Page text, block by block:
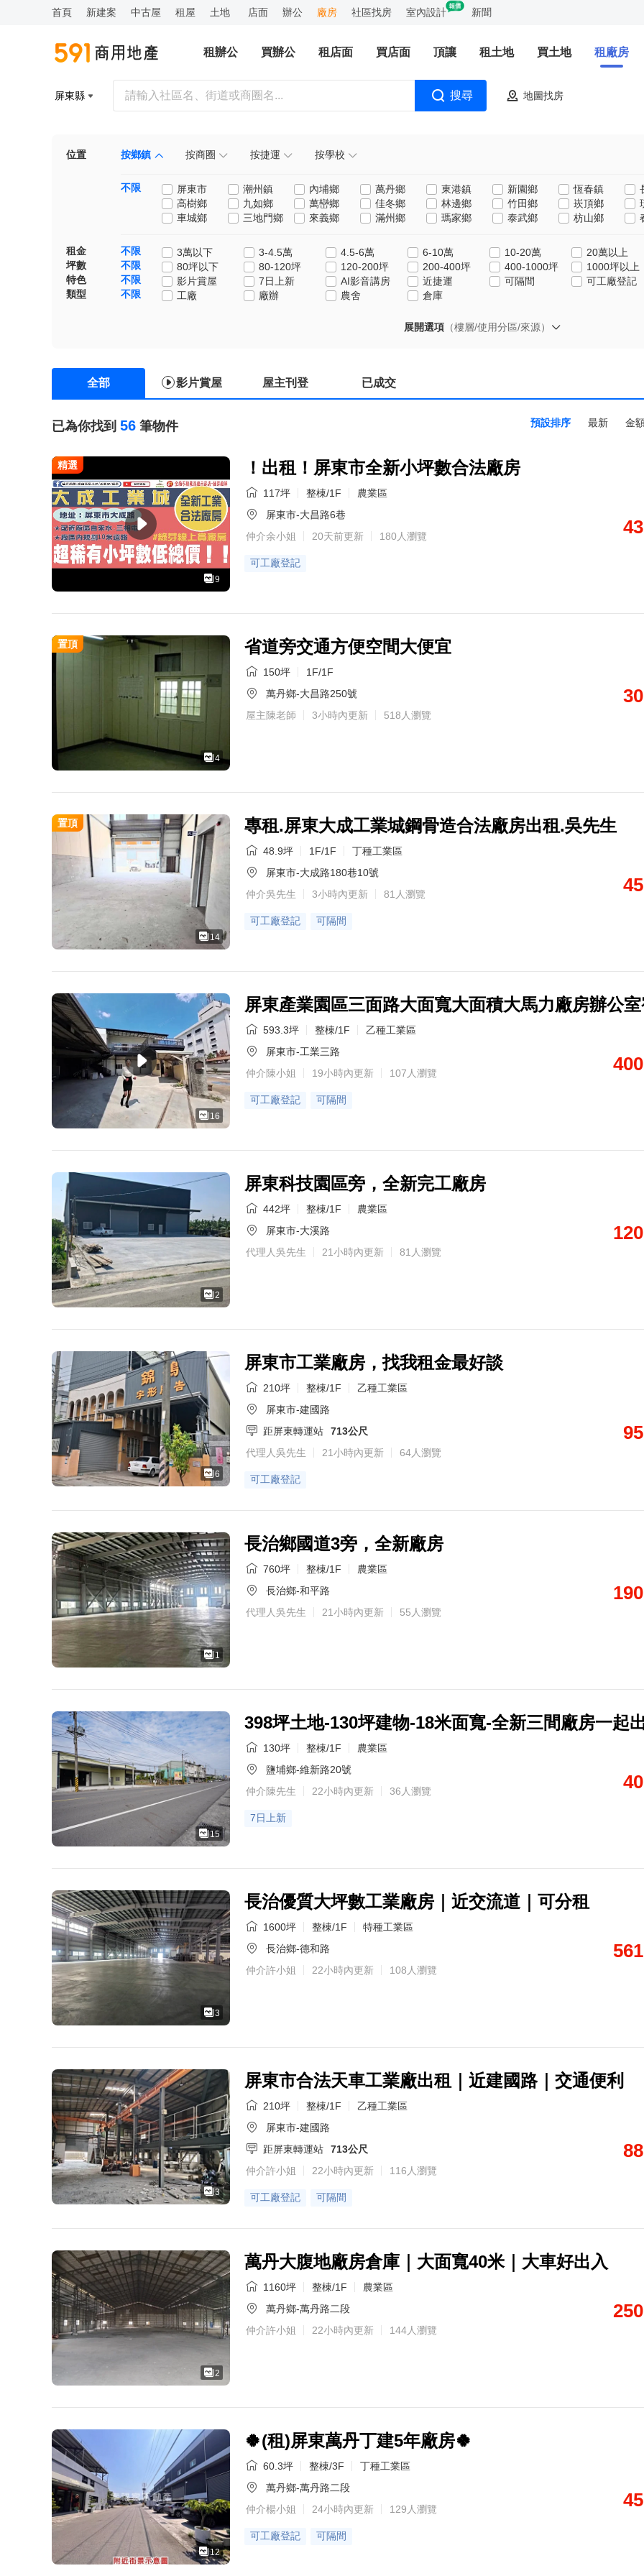
首頁 新建案 中古屋 租屋 土地 店面 辦公 廠房 社區找房 室內設計 新聞
租辦公 買辦公 租店面 買店面 頂讓 租土地 買土地 租廠房
屏東縣 搜尋 地圖找房
位置 按鄉鎮 按商圈 按捷運 按學校
不限 屏東市 潮州鎮 內埔鄉 萬丹鄉 東港鎮 新園鄉 恆春鎮
高樹鄉
九如鄉 萬巒鄉 佳冬鄉 林邊鄉 竹田鄉 崁頂鄉
車城鄉
三地門鄉 來義鄉 滿州鄉 瑪家鄉 泰武鄉 枋山鄉
租金 不限 3萬以下 3-4.5萬 4.5-6萬 6-10萬 10-20萬 20萬以上
坪數
不限 80坪以下 80-120坪 120-200坪 200-400坪 400-1000坪 1000坪以上
特色
不限 影片賞屋 7日上新 AI影音講房 近捷運 可隔間 可工廠登記
類型
不限 工廠 廠辦 農舍 倉庫
展開選項 （樓層/使用分區/來源）
全部 影片賞屋 屋主刊登 已成交
已為你找到 56 筆物件 預設排序 最新 金
精選
9
！出租！屏東市全新小坪數合法廠房
117坪 整棟/1F
農業區
屏東市-大昌路6巷
仲介余小姐
20天前更新 180人瀏覽
可工廠登記
置頂
4
省道旁交通方便空間大便宜
150坪
1F/1F
萬丹鄉-大昌路250號
屋主陳老師
3小時內更新 518人瀏覽
置頂
14
專租.屏東大成工業城鋼骨造合法廠房出租.吳先生
48.9坪 1F/1F
丁種工業區
屏東市-大成路180巷10號
仲介吳先生
3小時內更新 81人瀏覽
可工廠登記 可隔間
16
屏東產業園區三面路大面寬大面積大馬力廠房辦公
593.3坪 整棟/1F
乙種工業區
屏東市-工業三路
仲介陳小姐
19小時內更新 107人瀏覽
可工廠登記 可隔間
2
屏東科技園區旁，全新完工廠房
442坪 整棟/1F
農業區
屏東市-大溪路
代理人吳先生
21小時內更新 81人瀏覽
6
屏東市工業廠房，找我租金最好談
210坪 整棟/1F
乙種工業區
屏東市-建國路
距屏東轉運站
713公尺
代理人吳先生
21小時內更新 64人瀏覽
可工廠登記
1
長治鄉國道3旁，全新廠房
760坪 整棟/1F
農業區
長治鄉-和平路
代理人吳先生
21小時內更新 55人瀏覽
15
398坪土地-130坪建物-18米面寬-全新三間廠房一起
130坪 整棟/1F
農業區
鹽埔鄉-維新路20號
仲介陳先生
22小時內更新 36人瀏覽
7日上新
3
長治優質大坪數工業廠房｜近交流道｜可分租
1600坪 整棟/1F
特種工業區
長治鄉-德和路
仲介許小姐
22小時內更新 108人瀏覽
3
屏東市合法天車工業廠出租｜近建國路｜交通便利
210坪 整棟/1F
乙種工業區
屏東市-建國路
距屏東轉運站
713公尺
仲介許小姐
22小時內更新 116人瀏覽
可工廠登記 可隔間
2
萬丹大腹地廠房倉庫｜大面寬40米｜大車好出入
1160坪 整棟/1F
農業區
萬丹鄉-萬丹路二段
仲介許小姐
22小時內更新 144人瀏覽
12
🍀(租)屏東萬丹丁建5年廠房🍀
60.3坪 整棟/3F
丁種工業區
萬丹鄉-萬丹路二段
仲介楊小姐
24小時內更新 129人瀏覽
可工廠登記 可隔間